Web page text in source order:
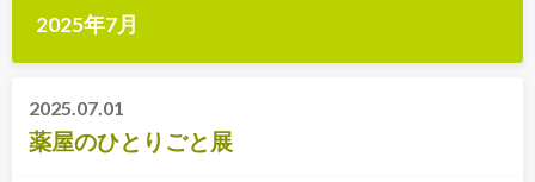
2025年7月
2025.07.01
薬屋のひとりごと展